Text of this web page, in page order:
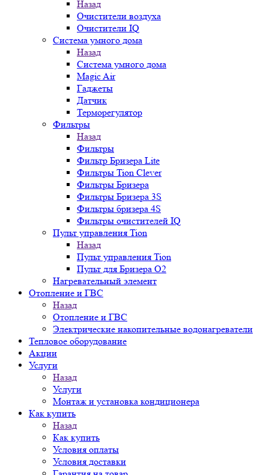
Назад
Очистители воздуха
Очистители IQ
Система умного дома
Назад
Система умного дома
Magic Air
Гаджеты
Датчик
Терморегулятор
Фильтры
Назад
Фильтры
Фильтр Бризера Lite
Фильтры Tion Clever
Фильтры Бризера
Фильтры Бризера 3S
Фильтры бризера 4S
Фильтры очистителей IQ
Пульт управления Tion
Назад
Пульт управления Tion
Пульт для Бризера O2
Нагревательный элемент
Отопление и ГВС
Назад
Отопление и ГВС
Электрические накопительные водонагреватели
Тепловое оборудование
Акции
Услуги
Назад
Услуги
Монтаж и установка кондиционера
Как купить
Назад
Как купить
Условия оплаты
Условия доставки